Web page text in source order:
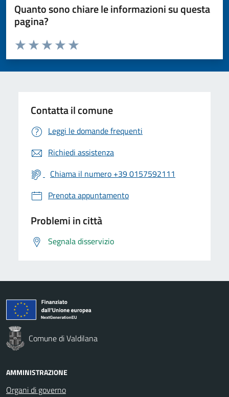
Quanto sono chiare le informazioni su questa
pagina?
Valuta da 1 a 5 stelle la pagina
Valuta 5 stelle su 5
Valuta 4 stelle su 5
Valuta 3 stelle su 5
Valuta 2 stelle su 5
Valuta 1 stelle su 5
Contatta il comune
Leggi le domande frequenti
Richiedi assistenza
Chiama il numero +39 0157592111
Prenota appuntamento
Problemi in città
Segnala disservizio
Comune di Valdilana
AMMINISTRAZIONE
Organi di governo